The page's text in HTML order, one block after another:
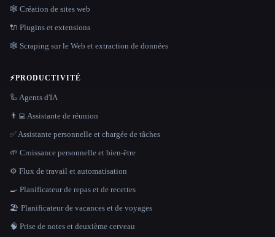
🕸 Création de sites web
🔌 Plugins et extensions
🕸️ Scraping sur le Web et extraction de données
⚡PRODUCTIVITÉ
🦾 Agents d'IA
👨‍💻 Assistante de réunion
✅ Assistante personnelle et chargée de tâches
🌱 Croissance personnelle et bien-être
⚙️ Flux de travail et automatisation
🍳 Planificateur de repas et de recettes
🏖 Planificateur de vacances et de voyages
🧠 Prise de notes et deuxième cerveau